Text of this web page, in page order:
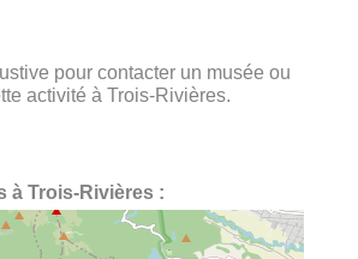
pour contacter un musée ou
activité à Trois-Rivières.
à Trois-Rivières :